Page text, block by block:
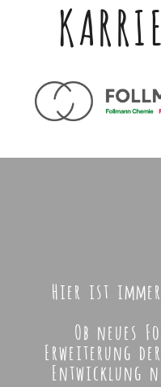
Hier ist
Ob neues
Erweiterung
Entwicklung